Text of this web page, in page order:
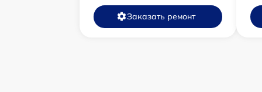
Заказать ремонт